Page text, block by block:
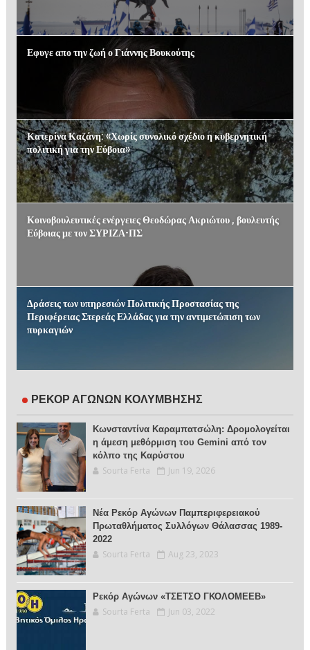
Εφυγε απο την ζωή ο Γιάννης Βουκούτης
Κατερίνα Καζάνη: «Χωρίς συνολικό σχέδιο η κυβερνητική
πολιτική για την Εύβοια»
Κοινοβουλευτικές ενέργειες Θεοδώρας Ακριώτου , βουλευτής
Εύβοιας με τον ΣΥΡΙΖΑ-ΠΣ
Δράσεις των υπηρεσιών Πολιτικής Προστασίας της
Περιφέρειας Στερεάς Ελλάδας για την αντιμετώπιση των
πυρκαγιών
ΡΕΚΟΡ ΑΓΩΝΩΝ ΚΟΛΥΜΒΗΣΗΣ
Κωνσταντίνα Καραμπατσώλη: Δρομολογείται
η άμεση μεθόρμιση του Gemini από τον
κόλπο της Καρύστου
Sourta Ferta Jun 19, 2026
Νέα Ρεκόρ Αγώνων Παμπεριφερειακού
Πρωταθλήματος Συλλόγων Θάλασσας 1989-
2022
Sourta Ferta Aug 23, 2023
Ρεκόρ Αγώνων «ΤΣΕΤΣΟ ΓΚΟΛΟΜΕΕΒ»
Sourta Ferta Jun 03, 2022